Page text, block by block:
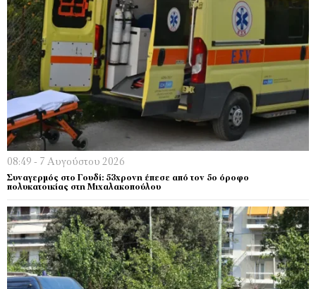
08:49 - 7 Αυγούστου 2026
Συναγερμός στο Γουδί: 53χρονη έπεσε από τον 5ο όροφο
πολυκατοικίας στη Μιχαλακοπούλου